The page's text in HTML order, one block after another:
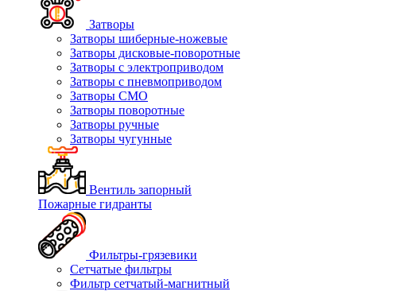
Затворы
Затворы шиберные-ножевые
Затворы дисковые-поворотные
Затворы с электроприводом
Затворы с пневмоприводом
Затворы СМО
Затворы поворотные
Затворы ручные
Затворы чугунные
Вентиль запорный
Пожарные гидранты
Фильтры-грязевики
Сетчатые фильтры
Фильтр сетчатый-магнитный